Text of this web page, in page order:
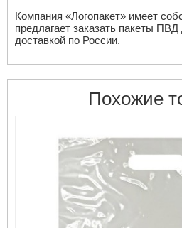
Компания «Логопакет» имеет
предлагает заказать пакеты
доставкой по России.
Похожие